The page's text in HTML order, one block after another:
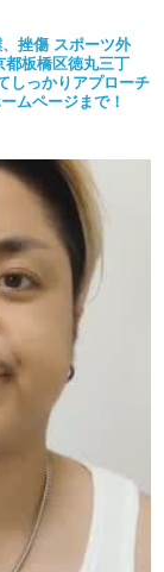
挫傷 スポーツ外
都板橋区徳丸三丁
しっかりアプローチ
ムページまで！